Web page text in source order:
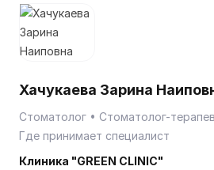
Хачукаева Зарина
Стоматолог
Стоматолог-
Где принимает специалист
Клиника "GREEN CLINIC"